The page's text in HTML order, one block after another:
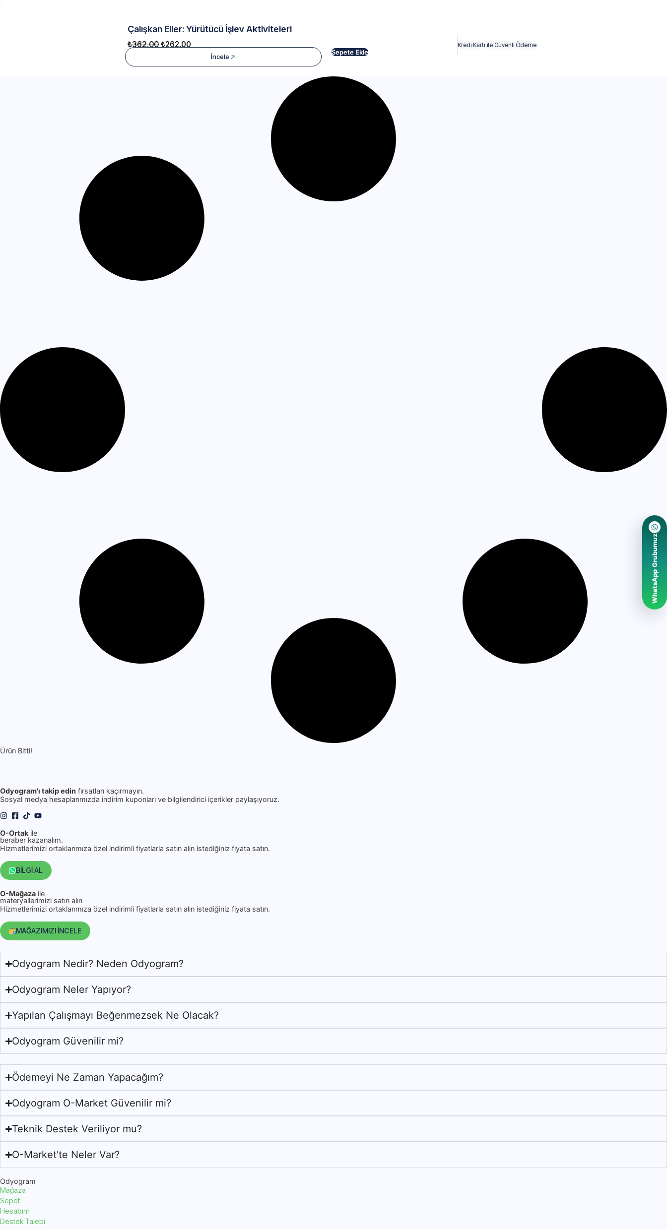
Çalışkan Eller: Yürütücü İşlev Aktiviteleri
₺362,00 ₺262,00 Kredi Kartı ile Güvenli Ödeme
İncele
Sepete Ekle
Ürün Bitti!
Odyogram'ı takip edin fırsatları kaçırmayın.
Sosyal medya hesaplarımızda indirim kuponları ve bilgilendirici içerikler paylaşıyoruz.
O-Ortak ile
beraber kazanalım.
Hizmetlerimizi ortaklarımıza özel indirimli fiyatlarla satın alın istediğiniz fiyata satın.
BİLGİ AL
O-Mağaza ile
materyallerimizi satın alın
Hizmetlerimizi ortaklarımıza özel indirimli fiyatlarla satın alın istediğiniz fiyata satın.
MAĞAZIMIZI İNCELE
Odyogram Nedir? Neden Odyogram?
Odyogram Neler Yapıyor?
Yapılan Çalışmayı Beğenmezsek Ne Olacak?
Odyogram Güvenilir mi?
Ödemeyi Ne Zaman Yapacağım?
Odyogram O-Market Güvenilir mi?
Teknik Destek Veriliyor mu?
O-Market'te Neler Var?
Odyogram
Mağaza
Sepet
Hesabım
Destek Talebi
WhatsApp Grubumuz